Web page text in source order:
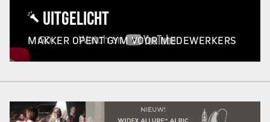
UITGELICHT
MAKKER OPENT GYM VOOR MEDEWERKERS